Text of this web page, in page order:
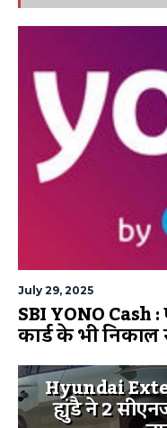
July 29, 2025
SBI YONO Cash
कार्ड के भी
Hyundai
ह्युंडै ने 2